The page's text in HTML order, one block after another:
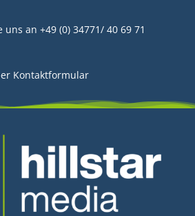
uns an +49 (0) 34771/ 40 69 71
Kontaktformular